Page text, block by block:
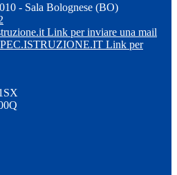
- Sala Bolognese (BO)
Link per inviare una mail
Link per